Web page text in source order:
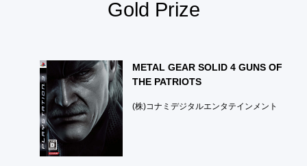
Gold Prize
METAL GEAR SOLID 4 GUNS OF
THE PATRIOTS
(株)コナミデジタルエンタテインメント